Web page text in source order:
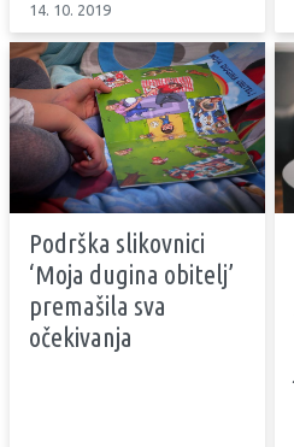
14. 10. 2019
Podrška slikovnici
‘Moja dugina obitelj’
premašila sva
očekivanja